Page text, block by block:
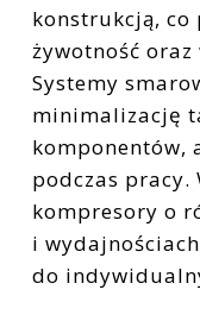
konstrukcją, co
żywotność oraz
Systemy
minimalizację
komponentów,
podczas pracy.
kompresory o
i
do